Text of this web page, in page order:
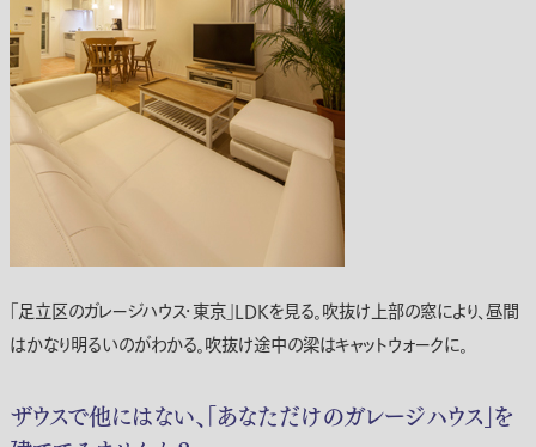
「足立区のガレージハウス・東京」LDKを見る。吹抜け上部の窓により、昼間
はかなり明るいのがわかる。吹抜け途中の梁はキャットウォークに。
ザウスで他にはない、「あなただけのガレージハウス」を